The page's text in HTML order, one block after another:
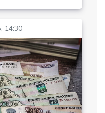
14:30